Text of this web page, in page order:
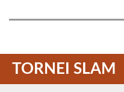
TORNEI SLAM